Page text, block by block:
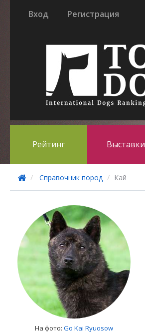
Вход Регистрация
Рейтинг Выставки
Справочник пород Кай
На фото: Go Kai Ryuosow